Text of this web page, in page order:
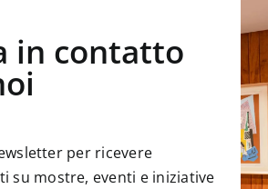
in contatto
per ricevere
su mostre, eventi e iniziative